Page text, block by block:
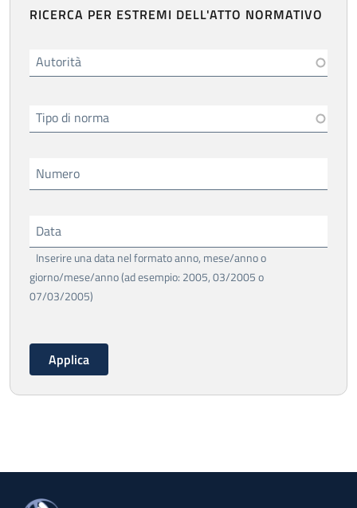
RICERCA PER ESTREMI DELL'ATTO NORMATIVO
Autorità
Tipo di norma
Numero
Data
Inserire una data nel formato anno, mese/anno o
giorno/mese/anno (ad esempio: 2005, 03/2005 o
07/03/2005)